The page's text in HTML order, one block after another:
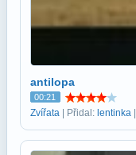
antilopa
00:21
Zvířata | Přidal: lentinka